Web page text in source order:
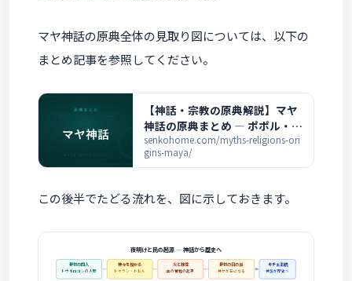
マヤ神話の原典全体の見取り図については、以下の
まとめ記事を参照してください。
【神話・宗教の原典解説】マヤ
神話の原典まとめ ― ポポル・ヴ
フと全記事の一覧
senkohome.com/myths-religions-ori
gins-maya/
この後半でたどる流れを、図に示しておきます。
夜明けと民の起源 ― 神話から歴史へ
最初の四人
トウモロコシの人間
神々を授かる
トゥラン・トヒル
火と移住
血の犠牲の起源
最初の日の出
神々が石になる
キチェ王統
神話が歴史へ